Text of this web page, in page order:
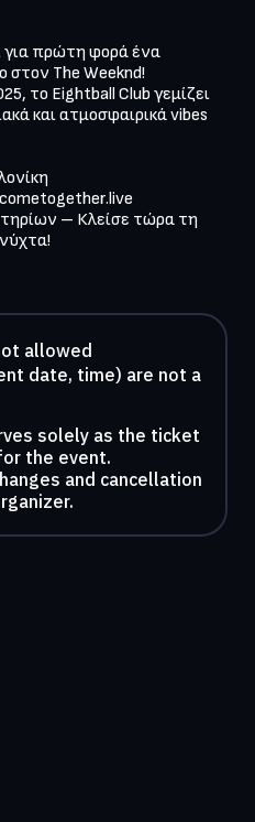
για πρώτη φορά ένα
στον The Weeknd!
το Eightball Club γεμίζει
και ατμοσφαιρικά vibes
– Κλείσε τώρα τη
allowed
date, time) are not a
solely as the ticket
the event.
and cancellation